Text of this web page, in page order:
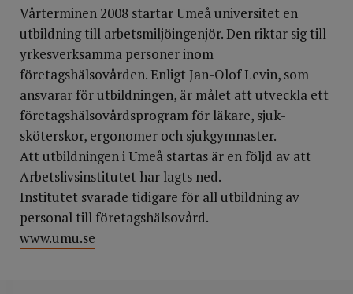
Vårterminen 2008 startar Umeå universitet en
utbildning till arbetsmiljöingenjör. Den riktar sig till
yrkesverksamma personer inom
företagshälsovården. Enligt Jan-Olof Levin, som
ansvarar för utbildningen, är målet att utveckla ett
företagshälso­vårdsprogram för läkare, sjuk­
sköterskor, ergonomer och sjukgymnaster.
Att utbildningen i Umeå startas är en följd av att
Arbetslivsinstitutet har lagts ned.
Institutet svara­de tidigare för all utbildning av
personal till företagshälsovård.
www.umu.se